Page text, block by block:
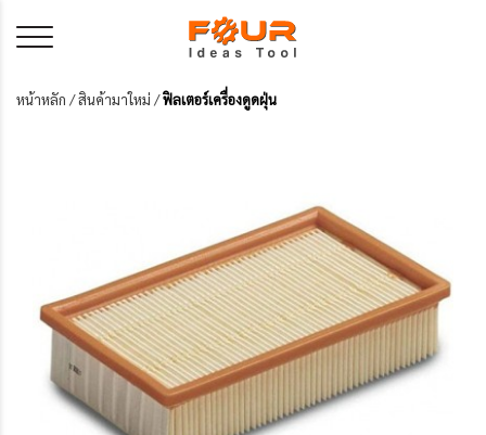
หน้าหลัก /สินค้ามาใหม่ /ฟิลเตอร์เครื่องดูดฝุ่น